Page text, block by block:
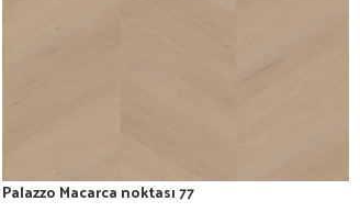
Palazzo Macarca noktası 77